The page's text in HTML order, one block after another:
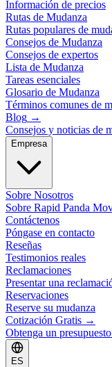
Información de precios
Rutas de Mudanza
Rutas populares de
Consejos de Mudanza
Consejos de expertos
Lista de Mudanza
Tareas esenciales
Glosario de Mudanza
Términos comunes de
Blog →
Consejos y noticias de
Empresa
Sobre Nosotros
Sobre Rapid Panda
Contáctenos
Póngase en contacto
Reseñas
Testimonios reales
Reclamaciones
Presentar una
Reservaciones
Reserve su mudanza
Cotización Gratis →
Obtenga un
ES